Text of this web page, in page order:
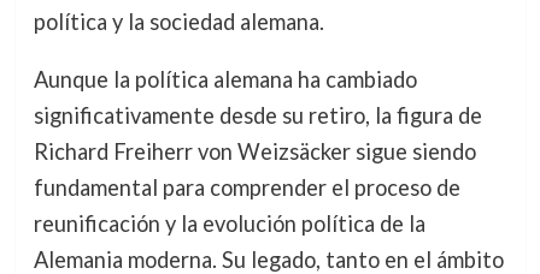
política y la sociedad alemana.
Aunque la política alemana ha cambiado
significativamente desde su retiro, la figura de
Richard Freiherr von Weizsäcker sigue siendo
fundamental para comprender el proceso de
reunificación y la evolución política de la
Alemania moderna. Su legado, tanto en el ámbito